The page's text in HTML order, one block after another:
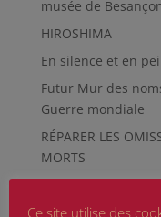
musée de
HIROSHIMA
En silence et en
Futur Mur des
Guerre mondiale
RÉPARER LES
MORTS
Le rapport
Quand la paix
Ce site utilise des